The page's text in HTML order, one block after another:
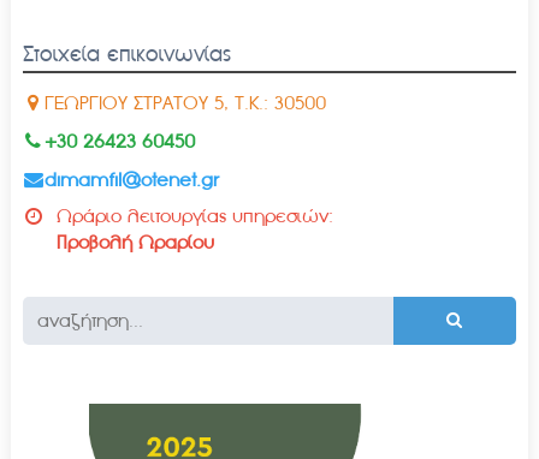
Στοιχεία επικοινωνίας
ΓΕΩΡΓΙΟΥ ΣΤΡΑΤΟΥ 5, Τ.Κ.: 30500
+30 26423 60450
dimamfil@otenet.gr
Ωράριο λειτουργίας υπηρεσιών:
Προβολή Ωραρίου